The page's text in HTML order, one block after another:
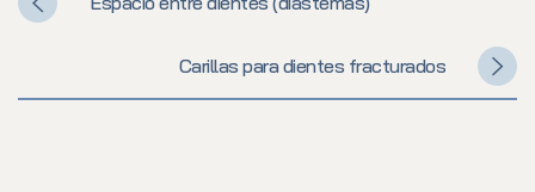
Carillas para dientes fracturados